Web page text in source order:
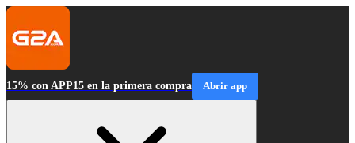
15% con APP15 en la primera compra Abrir app